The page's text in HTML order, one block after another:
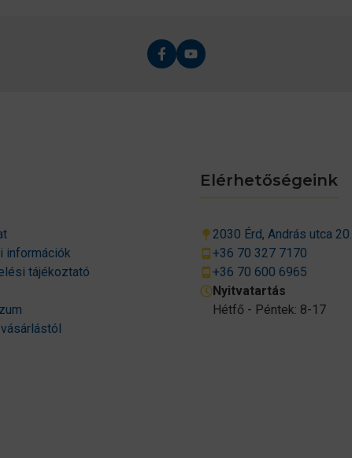
információk
tájékoztató
Elérhetőségeink
2030 Érd, András utca 20.
+36 70 327 7170
+36 70 600 6965
Nyitvatartás
Hétfő - Péntek: 8-17